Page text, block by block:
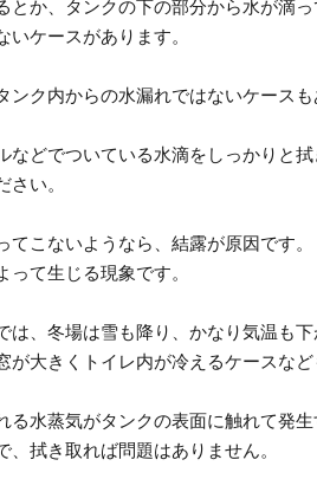
とか、タンクの下の部分から水が滴
ケースがあります。
ンク内からの水漏れではないケース
どでついている水滴をしっかりと拭
い。
こないようなら、結露が原因です。
て生じる現象です。
、冬場は雪も降り、かなり気温も下
が大きくトイレ内が冷えるケースな
水蒸気がタンクの表面に触れて発生
拭き取れば問題はありません。